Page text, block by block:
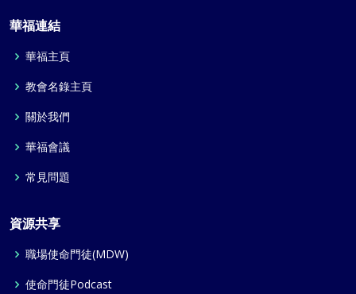
華福連結
華福主頁
教會名錄主頁
關於我們
華福會議
常見問題
資源共享
職場使命門徒(MDW)
使命門徒Podcast